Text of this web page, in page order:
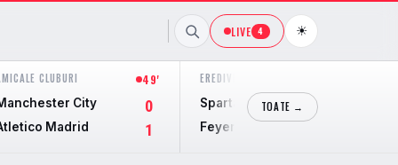
LIVE 4 ☀
CLUBURI 49'
City 0
Madrid 1
EREDIVISIE
Sparta Rotterdam
Feyenoord
TOATE →